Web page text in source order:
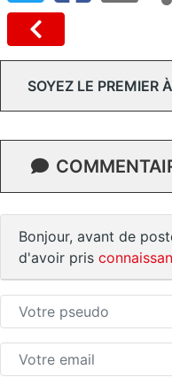
SOYEZ LE PREMIER
Bonjour, avant de
d'avoir pris